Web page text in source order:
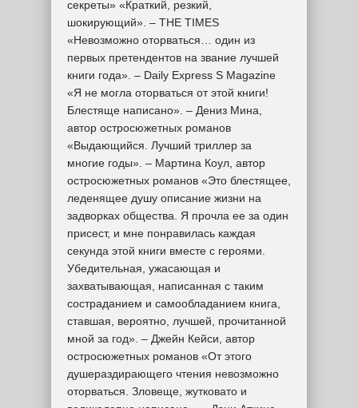
секреты» «Краткий, резкий,
шокирующий». – THE TIMES
«Невозможно оторваться… один из
первых претендентов на звание лучшей
книги года». – Daily Express S Magazine
«Я не могла оторваться от этой книги!
Блестяще написано». – Дениз Мина,
автор остросюжетных романов
«Выдающийся. Лучший триллер за
многие годы». – Мартина Коул, автор
остросюжетных романов «Это блестящее,
леденящее душу описание жизни на
задворках общества. Я прочла ее за один
присест, и мне понравилась каждая
секунда этой книги вместе с героями.
Убедительная, ужасающая и
захватывающая, написанная с таким
состраданием и самообладанием книга,
ставшая, вероятно, лучшей, прочитанной
мной за год». – Джейн Кейси, автор
остросюжетных романов «От этого
душераздирающего чтения невозможно
оторваться. Зловеще, жутковато и